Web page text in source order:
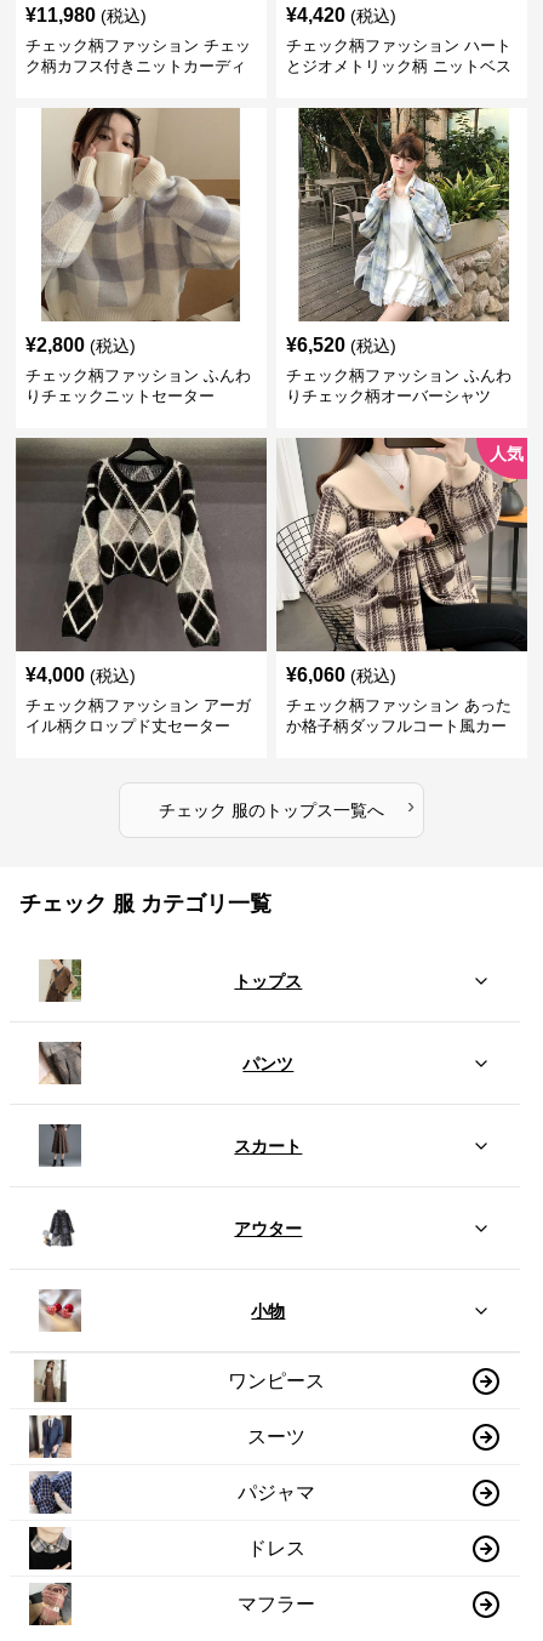
¥11,980 (税込)
チェック柄ファッション チェッ
ク柄カフス付きニットカーディ
¥4,420 (税込)
チェック柄ファッション ハート
とジオメトリック柄 ニットベス
¥2,800 (税込)
チェック柄ファッション ふんわ
りチェックニットセーター
¥6,520 (税込)
チェック柄ファッション ふんわ
りチェック柄オーバーシャツ
¥4,000 (税込)
チェック柄ファッション アーガ
イル柄クロップド丈セーター
人気
¥6,060 (税込)
チェック柄ファッション あった
か格子柄ダッフルコート風カー
チェック 服のトップス一覧へ ›
チェック 服 カテゴリ一覧
トップス
パンツ
スカート
アウター
小物
ワンピース
スーツ
パジャマ
ドレス
マフラー